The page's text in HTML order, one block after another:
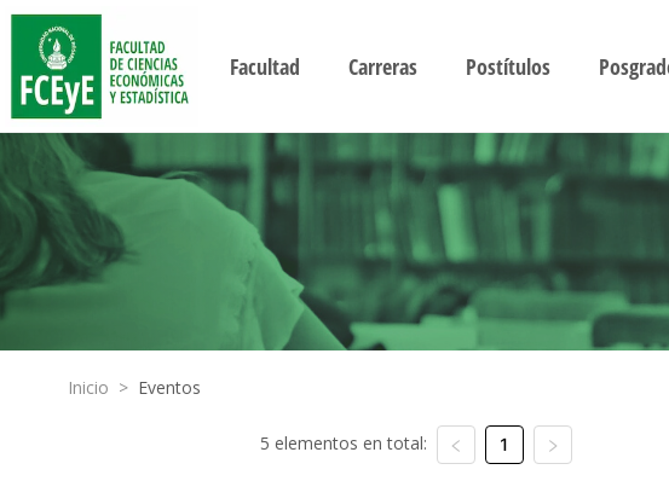
Facultad Carreras Postítulos
Inicio > Eventos
5 elementos en total: 1